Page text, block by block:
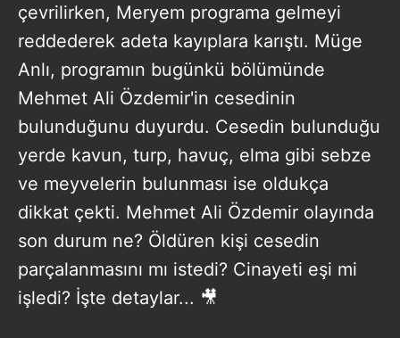
çevrilirken, Meryem programa gelmeyi
reddederek adeta kayıplara karıştı. Müge
Anlı, programın bugünkü bölümünde
Mehmet Ali Özdemir'in cesedinin
bulunduğunu duyurdu. Cesedin bulunduğu
yerde kavun, turp, havuç, elma gibi sebze
ve meyvelerin bulunması ise oldukça
dikkat çekti. Mehmet Ali Özdemir olayında
son durum ne? Öldüren kişi cesedin
parçalanmasını mı istedi? Cinayeti eşi mi
işledi? İşte detaylar... 🎥